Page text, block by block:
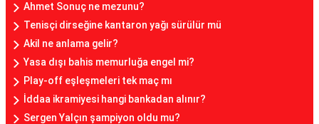
Ahmet Sonuç ne mezunu?
Tenisçi dirseğine kantaron yağı sürülür mü
Akil ne anlama gelir?
Yasa dışı bahis memurluğa engel mi?
Play-off eşleşmeleri tek maç mı
İddaa ikramiyesi hangi bankadan alınır?
Sergen Yalçın şampiyon oldu mu?